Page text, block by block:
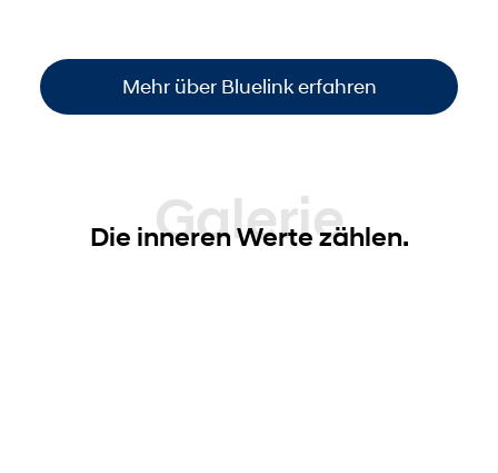
Mehr über Bluelink erfahren
Galerie
Die inneren Werte zählen.